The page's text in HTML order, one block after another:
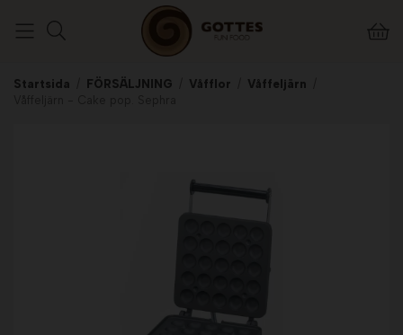
Startsida FÖRSÄLJNING Våfflor Våffeljärn